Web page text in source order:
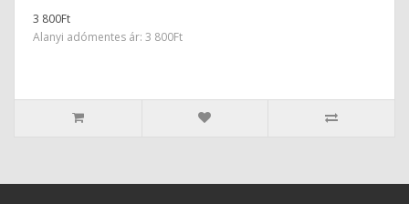
3 800Ft
Alanyi adómentes ár: 3 800Ft